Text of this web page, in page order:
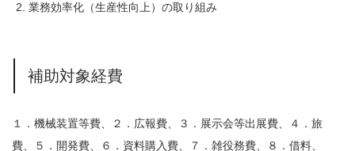
業務効率化（生産性向上）の取り組み
補助対象経費
１．機械装置等費、２．広報費、３．展示会等出展費、４．旅
費、５．開発費、６．資料購入費、７．雑役務費、８．借料、